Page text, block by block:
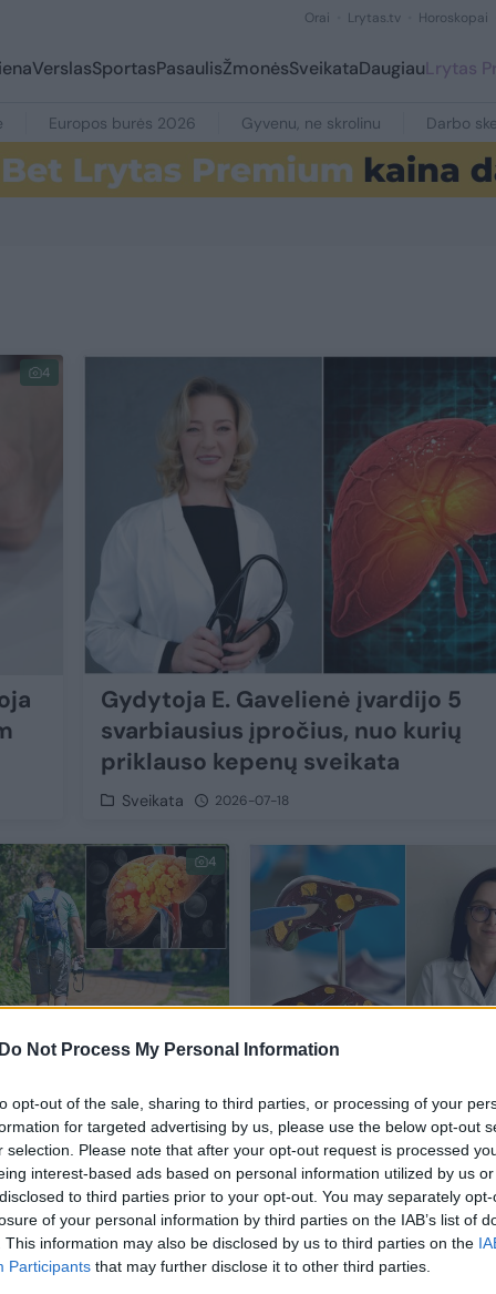
Do Not Process My Personal Information
opt-out of the sale, sharing to third parties, or processing of your
for targeted advertising by us, please use the below opt-out
selection. Please note that after your opt-out request is processed
interest-based ads based on personal information utilized by us
to third parties prior to your opt-out. You may separately
of your personal information by third parties on the IAB’s list of
This information may also be disclosed by us to third parties on the
Participants that may further disclose it to other third parties.
Orai Lrytas.tv Horoskopai
VerslasSportasPasaulisŽmonėsSveikataDaugiauLrytas
Europos burės 2026 Gyvenu, ne skrolinu Darbo
4
Gydytoja E. Gavelienė įvardijo 5
svarbiausius įpročius, nuo kurių
priklauso kepenų sveikata
Sveikata 2026-07-18
4
degina
kepenyse: esminė
širdies pulsas
2026-06-19
gydytojos lūpų –
veiksmingiausias būdas
išvalyti kepenis
Sveikata 2026-06-09
1